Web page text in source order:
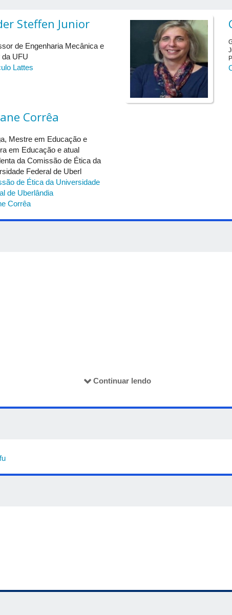
Steffen Junior
de Engenharia Mecânica e
da UFU
Lattes
Corrêa
Mestre em Educação e
em Educação e atual
da Comissão de Ética da
Federal de Uberl
de Ética da Universidade
de Uberlândia
Corrêa
forms.office.com/r/SGcrijk7qa) para acessar o formulário e
Continuar lendo